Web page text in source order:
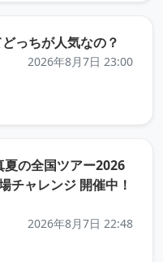
っちが人気なの？
2026年8月7日 23:00
夏の全国ツアー2026
チャレンジ 開催中！
2026年8月7日 22:48